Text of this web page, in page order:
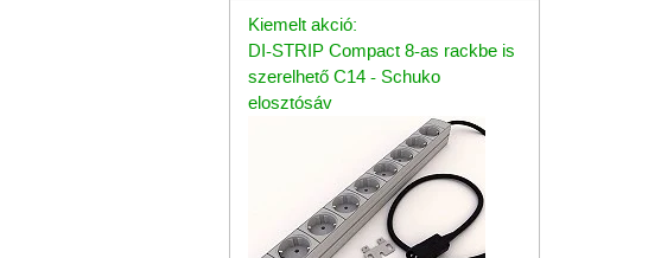
Kiemelt akció:
DI-STRIP Compact 8-as rackbe is
szerelhető C14 - Schuko
elosztósáv